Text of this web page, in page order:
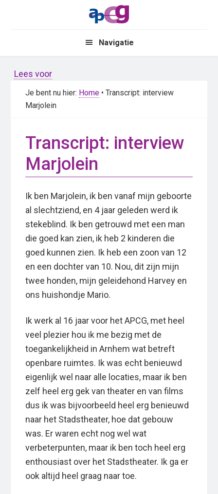
Navigatie
Lees voor
Je bent nu hier: Home • Transcript: interview
Marjolein
Transcript: interview
Marjolein
Ik ben Marjolein, ik ben vanaf mijn geboorte
al slechtziend, en 4 jaar geleden werd ik
stekeblind. Ik ben getrouwd met een man
die goed kan zien, ik heb 2 kinderen die
goed kunnen zien. Ik heb een zoon van 12
en een dochter van 10. Nou, dit zijn mijn
twee honden, mijn geleidehond Harvey en
ons huishondje Mario.
Ik werk al 16 jaar voor het APCG, met heel
veel plezier hou ik me bezig met de
toegankelijkheid in Arnhem wat betreft
openbare ruimtes. Ik was echt benieuwd
eigenlijk wel naar alle locaties, maar ik ben
zelf heel erg gek van theater en van films
dus ik was bijvoorbeeld heel erg benieuwd
naar het Stadstheater, hoe dat gebouw
was. Er waren echt nog wel wat
verbeterpunten, maar ik ben toch heel erg
enthousiast over het Stadstheater. Ik ga er
ook altijd heel graag naar toe.